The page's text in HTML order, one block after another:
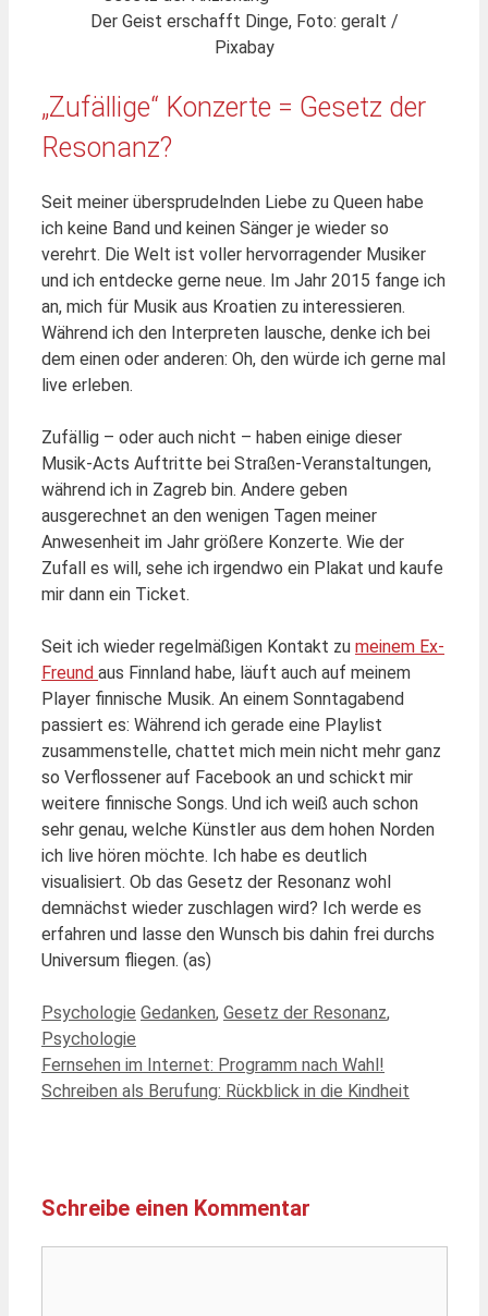
Der Geist erschafft Dinge, Foto: geralt /
Pixabay
„Zufällige“ Konzerte = Gesetz der
Resonanz?
Seit meiner übersprudelnden Liebe zu Queen habe
ich keine Band und keinen Sänger je wieder so
verehrt. Die Welt ist voller hervorragender Musiker
und ich entdecke gerne neue. Im Jahr 2015 fange ich
an, mich für Musik aus Kroatien zu interessieren.
Während ich den Interpreten lausche, denke ich bei
dem einen oder anderen: Oh, den würde ich gerne mal
live erleben.
Zufällig – oder auch nicht – haben einige dieser
Musik-Acts Auftritte bei Straßen-Veranstaltungen,
während ich in Zagreb bin. Andere geben
ausgerechnet an den wenigen Tagen meiner
Anwesenheit im Jahr größere Konzerte. Wie der
Zufall es will, sehe ich irgendwo ein Plakat und kaufe
mir dann ein Ticket.
Seit ich wieder regelmäßigen Kontakt zu meinem Ex-
Freund aus Finnland habe, läuft auch auf meinem
Player finnische Musik. An einem Sonntagabend
passiert es: Während ich gerade eine Playlist
zusammenstelle, chattet mich mein nicht mehr ganz
so Verflossener auf Facebook an und schickt mir
weitere finnische Songs. Und ich weiß auch schon
sehr genau, welche Künstler aus dem hohen Norden
ich live hören möchte. Ich habe es deutlich
visualisiert. Ob das Gesetz der Resonanz wohl
demnächst wieder zuschlagen wird? Ich werde es
erfahren und lasse den Wunsch bis dahin frei durchs
Universum fliegen. (as)
Kategorien
Psychologie Schlagwörter
Gedanken, Gesetz der Resonanz,
Psychologie
Fernsehen im Internet: Programm nach Wahl!
Schreiben als Berufung: Rückblick in die Kindheit
Schreibe einen Kommentar